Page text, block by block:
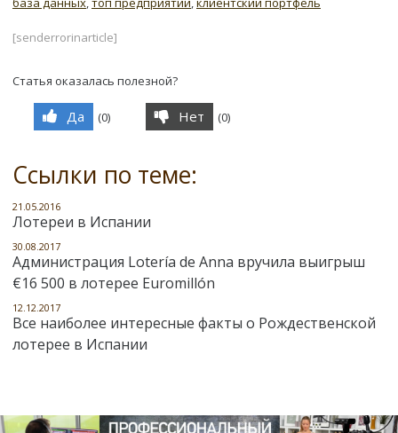
[senderrorinarticle]
Статья оказалась полезной?
Да (0) Нет (0)
Ссылки по теме:
21.05.2016
Лотереи в Испании
30.08.2017
Администрация Lotería de Anna вручила выигрыш
€16 500 в лотерее Euromillón
12.12.2017
Все наиболее интересные факты о Рождественской
лотерее в Испании